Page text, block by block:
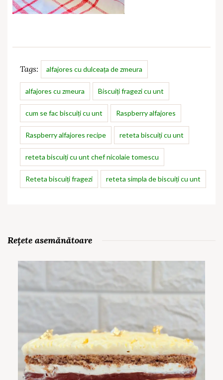
Tags: alfajores cu dulceața de zmeura
alfajores cu zmeura Biscuiți fragezi cu unt
cum se fac biscuiți cu unt Raspberry alfajores
Raspberry alfajores recipe reteta biscuiți cu unt
reteta biscuiți cu unt chef nicolaie tomescu
Reteta biscuiți fragezi reteta simpla de biscuiți cu unt
Rețete asemănătoare